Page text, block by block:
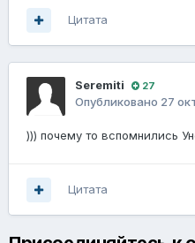
Цитата
Seremiti 27
Опубликовано 27
))) почему то вспомнились
Цитата